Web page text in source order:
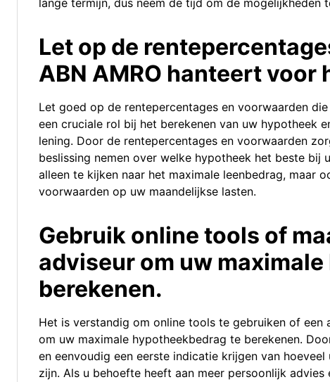
lange termijn, dus neem de tijd om de mogelijkheden
Let op de
ABN AMRO hanteert voor
Let goed op de rentepercentages en voorwaarden
een cruciale rol bij het berekenen van uw hypotheek
lening. Door de rentepercentages en voorwaarden
beslissing nemen over welke hypotheek het beste
alleen te kijken naar het maximale leenbedrag, maar
voorwaarden op uw maandelijkse lasten.
Gebruik online tools of
adviseur om uw
berekenen.
Het is verstandig om online tools te gebruiken of een
om uw maximale hypotheekbedrag te berekenen.
en eenvoudig een eerste indicatie krijgen van
zijn. Als u behoefte heeft aan meer persoonlijk